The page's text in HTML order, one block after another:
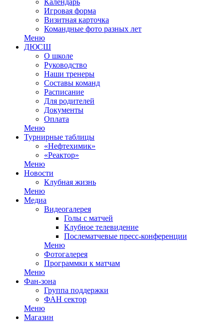
Календарь
Игровая форма
Визитная карточка
Командные фото разных лет
Меню
ДЮСШ
О школе
Руководство
Наши тренеры
Составы команд
Расписание
Для родителей
Документы
Оплата
Меню
Турнирные таблицы
«Нефтехимик»
«Реактор»
Меню
Новости
Клубная жизнь
Меню
Медиа
Видеогалерея
Голы с матчей
Клубное телевидение
Послематчевые пресс-конференции
Меню
Фотогалерея
Программки к матчам
Меню
Фан-зона
Группа поддержки
ФАН сектор
Меню
Магазин